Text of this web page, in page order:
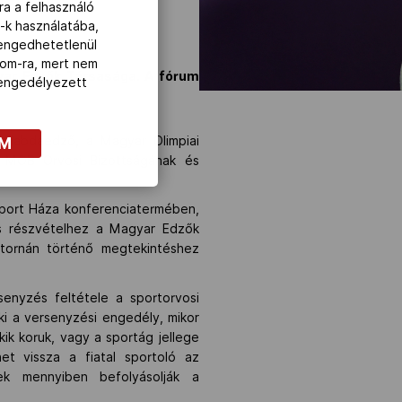
Edzők Társasága. A fórum
a Magyar Olimpiai
Orvosi Bizottságának és
Háza konferenciatermében,
részvételhez a Magyar Edzők
történő megtekintéshez
feltétele a sportorvosi
a versenyzési engedély, mikor
koruk, vagy a sportág jellege
vissza a fiatal sportoló az
mennyiben befolyásolják a
a felhasználó
használatába,
ra, mert nem